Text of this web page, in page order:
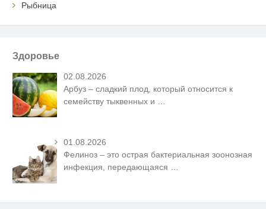
Рыбница
Здоровье
02.08.2026
Арбуз – сладкий плод, который относится к
семейству тыквенных и
01.08.2026
Фелиноз – это острая бактериальная зоонозная
инфекция, передающаяся …